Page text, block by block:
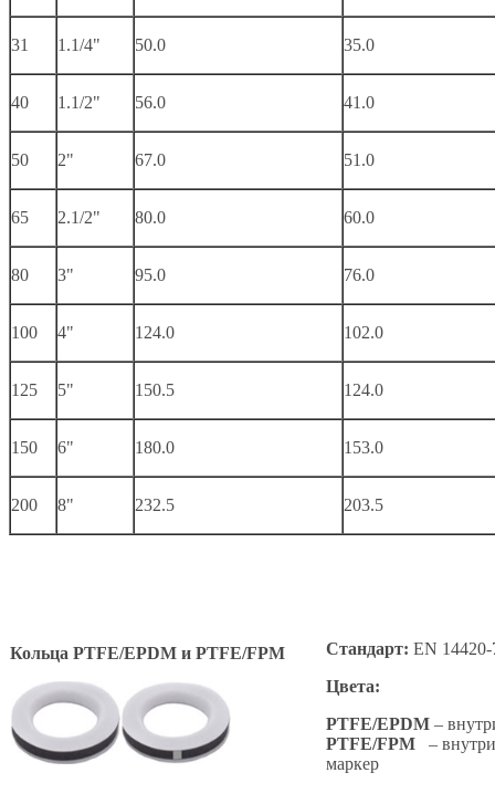
31 1.1/4" 50.0 35.0
40 1.1/2" 56.0 41.0
50 2" 67.0 51.0
65 2.1/2" 80.0 60.0
80 3" 95.0 76.0
100 4" 124.0 102.0
125 5" 150.5 124.0
150 6" 180.0 153.0
200 8" 232.5 203.5
Кольца PTFE/EPDM и PTFE/FPM Стандарт: EN 14420-
Цвета:
PTFE/EPDM –
PTFE/FPM –
маркер